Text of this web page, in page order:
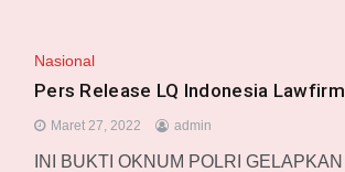
Nasional
Pers Release LQ Indonesia Lawfirm
Maret 27, 2022 admin
INI BUKTI OKNUM POLRI GELAPKAN